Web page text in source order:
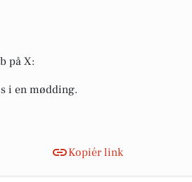
på X:
i en mødding.
Kopiér link